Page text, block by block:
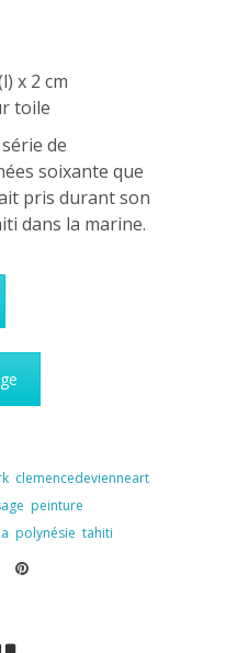
x 2 cm
toile
de
soixante que
pris durant son
dans la marine.
clemencedevienneart
peinture
polynésie tahiti